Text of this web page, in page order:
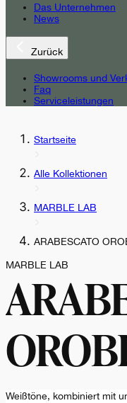
Das Unternehmen
News
Zurück
Showrooms und
Faq
Serviceleistungen
Startseite
Alle Kollektionen
MARBLE LAB
ARABESCATO
MARBLE LAB
Weißtöne, kombiniert mit